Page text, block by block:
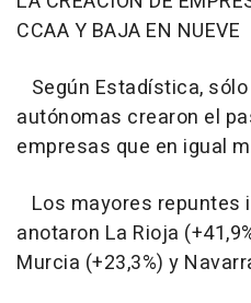
CCAA Y BAJA EN NUEVE
Según Estadística,
autónomas crearon el
empresas que en igual
Los mayores repuntes
anotaron La Rioja
Murcia (+23,3%) y